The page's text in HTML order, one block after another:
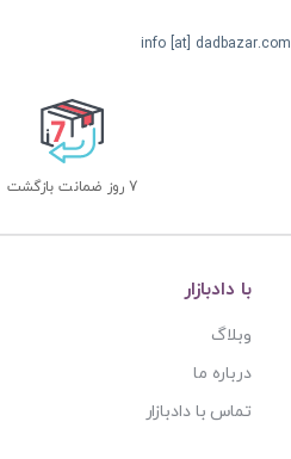
info [at] dadbazar.com
7 روز ضمانت بازگشت
با دادبازار
وبلاگ
درباره ما
تماس با دادبازار